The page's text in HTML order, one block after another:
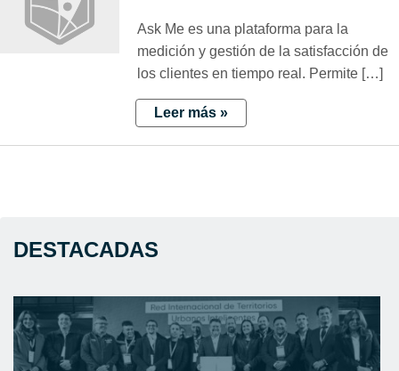
Ask Me es una plataforma para la
medición y gestión de la satisfacción de
los clientes en tiempo real. Permite […]
Leer más »
DESTACADAS